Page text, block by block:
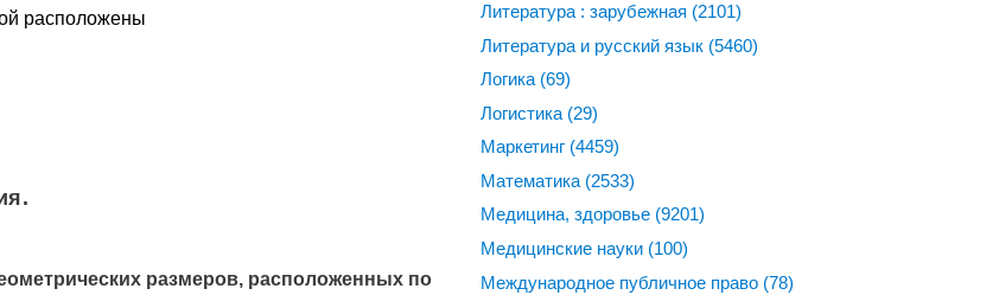
расположены
размеров, расположенных по
Литература : зарубежная (2101)
Литература и русский язык (5460)
Логика (69)
Логистика (29)
Маркетинг (4459)
Математика (2533)
Медицина, здоровье (9201)
Медицинские науки (100)
Международное публичное право (78)